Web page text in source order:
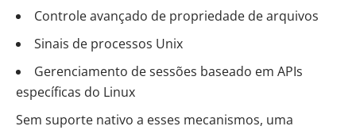
Controle avançado de propriedade de arquivos
Sinais de processos Unix
Gerenciamento de sessões baseado em APIs
específicas do Linux
Sem suporte nativo a esses mecanismos, uma